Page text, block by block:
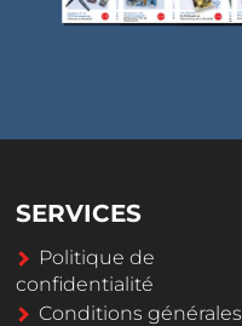
SERVICES
Politique de
confidentialité
Conditions générales